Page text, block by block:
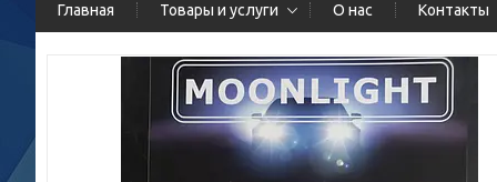
Главная Товары и услуги О нас Контакты